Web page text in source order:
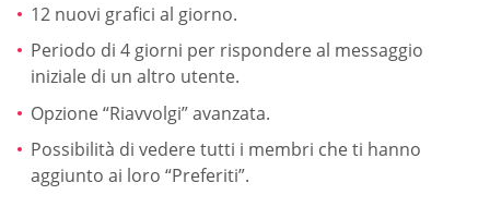
12 nuovi grafici al giorno.
Periodo di 4 giorni per rispondere al messaggio
iniziale di un altro utente.
Opzione “Riavvolgi” avanzata.
Possibilità di vedere tutti i membri che ti hanno
aggiunto ai loro “Preferiti”.